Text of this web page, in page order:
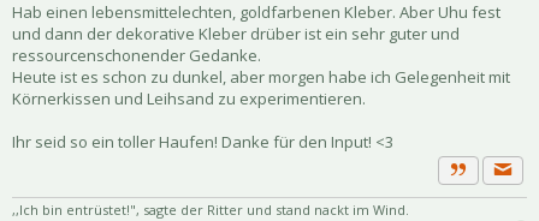
Hab einen lebensmittelechten, goldfarbenen Kleber. Aber Uhu fest
und dann der dekorative Kleber drüber ist ein sehr guter und
ressourcenschonender Gedanke.
Heute ist es schon zu dunkel, aber morgen habe ich Gelegenheit mit
Körnerkissen und Leihsand zu experimentieren.
Ihr seid so ein toller Haufen! Danke für den Input! <3
Zitat
,,Ich bin entrüstet!", sagte der Ritter und stand nackt im Wind.